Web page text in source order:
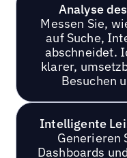
Analyse
Messen Sie,
auf Suche,
abschneidet.
klarer,
Besuchen
Intelligente
Generieren
Dashboards